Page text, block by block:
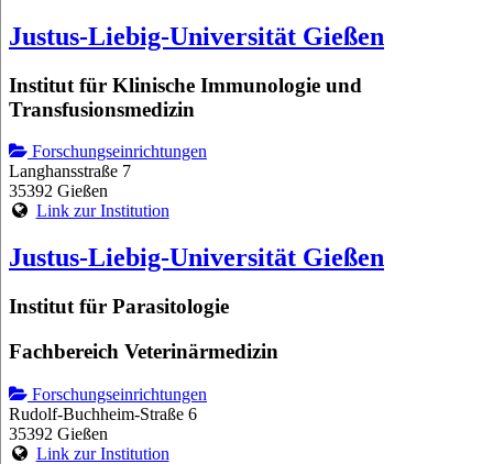
Justus-Liebig-Universität Gießen
Institut für Klinische Immunologie und
Transfusionsmedizin
Forschungseinrichtungen
Langhansstraße 7
35392 Gießen
Link zur Institution
Justus-Liebig-Universität Gießen
Institut für Parasitologie
Fachbereich Veterinärmedizin
Forschungseinrichtungen
Rudolf-Buchheim-Straße 6
35392 Gießen
Link zur Institution